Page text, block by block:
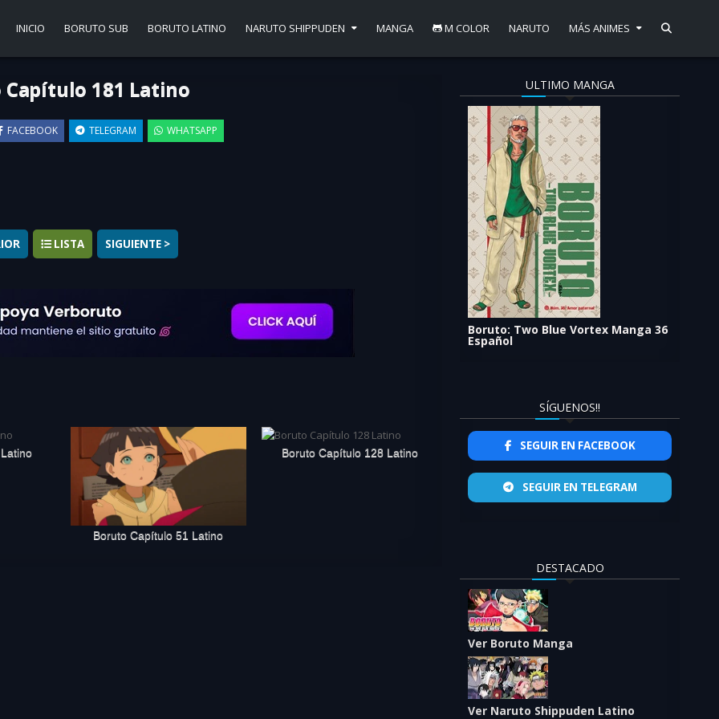
INICIO BORUTO SUB BORUTO LATINO NARUTO SHIPPUDEN MANGA M COLOR NARUTO MÁS ANIMES
181 Latino
FACEBOOK TELEGRAM WHATSAPP
▶
LISTA SIGUIENTE >
Boruto Capítulo 51 Latino
Boruto Capítulo 128 Latino
ULTIMO MANGA
Boruto: Two Blue Vortex Manga 36
Español
SÍGUENOS!!
SEGUIR EN FACEBOOK
SEGUIR EN TELEGRAM
DESTACADO
Ver Boruto Manga
Ver Naruto Shippuden Latino